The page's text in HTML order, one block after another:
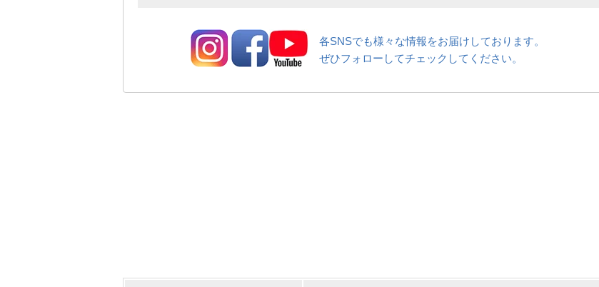
各SNSでも様々な情報をお届けしております。
ぜひフォローしてチェックしてください。